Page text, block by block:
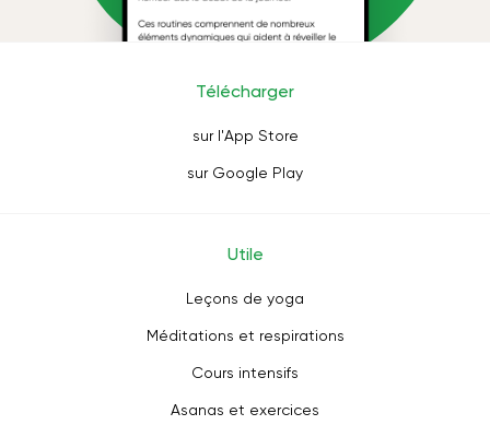
Télécharger
sur l'App Store
sur Google Play
Utile
Leçons de yoga
Méditations et respirations
Cours intensifs
Asanas et exercices